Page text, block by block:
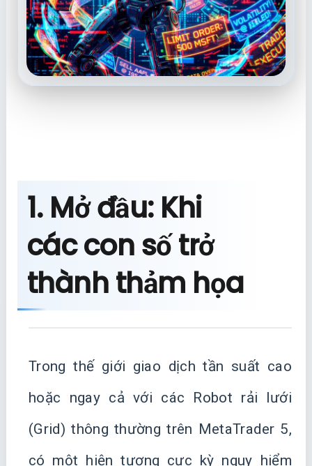
1. Mở đầu: Khi
các con số trở
thành thảm họa
Trong thế giới giao dịch tần suất cao
hoặc ngay cả với các Robot rải lưới
(Grid) thông thường trên MetaTrader 5,
có một hiện tượng cực kỳ nguy hiểm